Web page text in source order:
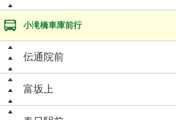
小滝橋車庫前行
伝通院前
富坂上